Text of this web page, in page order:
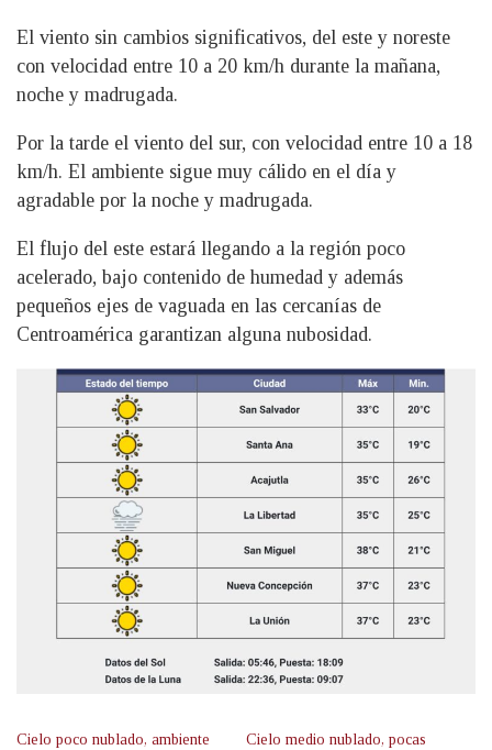
El viento sin cambios significativos, del este y noreste
con velocidad entre 10 a 20 km/h durante la mañana,
noche y madrugada.
Por la tarde el viento del sur, con velocidad entre 10 a 18
km/h. El ambiente sigue muy cálido en el día y
agradable por la noche y madrugada.
El flujo del este estará llegando a la región poco
acelerado, bajo contenido de humedad y además
pequeños ejes de vaguada en las cercanías de
Centroamérica garantizan alguna nubosidad.
Cielo poco nublado, ambiente
Cielo medio nublado, pocas